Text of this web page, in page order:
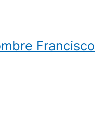
Francisco